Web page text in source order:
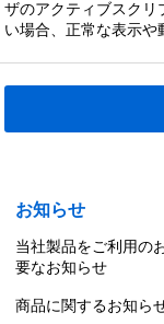
直管LED 非
ザのアクティブスクリ
い場合、正常な表示や
お知らせ
当社製品をご利用の
要なお知らせ
商品に関するお知ら